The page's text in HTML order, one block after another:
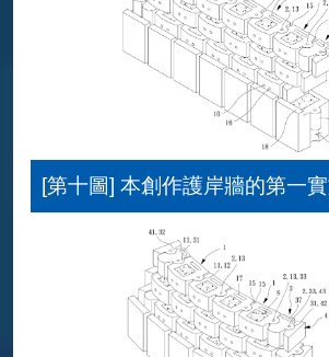
[第十圖] 本創作護岸牆的第一